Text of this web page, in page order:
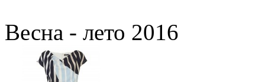
Весна - лето 2016